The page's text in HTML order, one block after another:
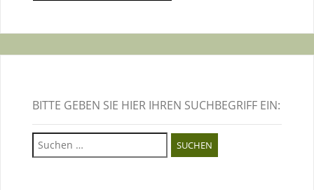
BITTE GEBEN SIE HIER IHREN SUCHBEGRIFF EIN:
Suchen
nach: